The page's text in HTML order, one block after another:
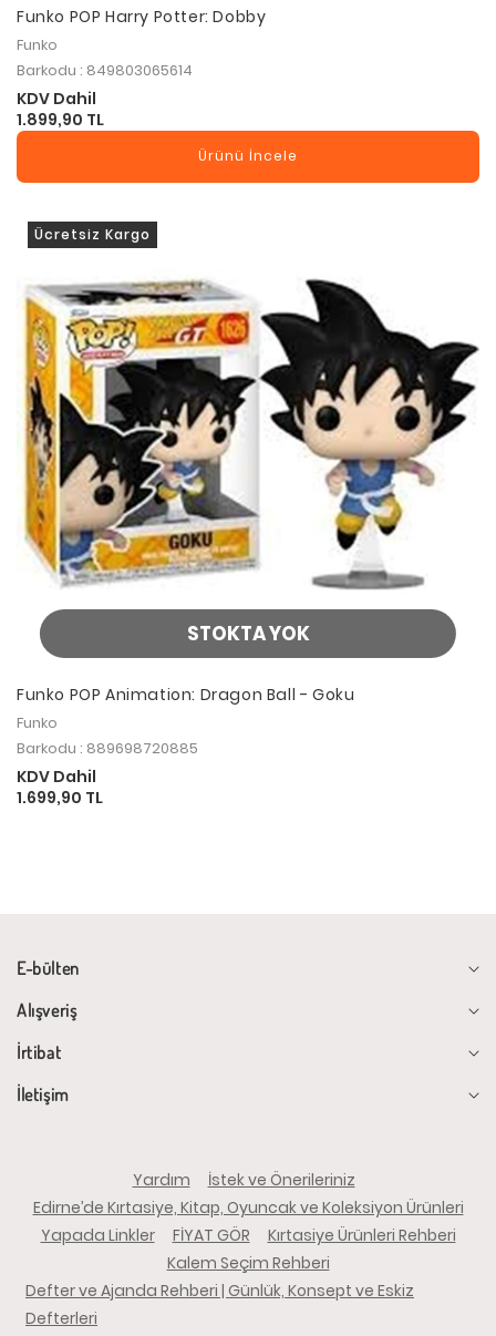
Funko POP Harry Potter: Dobby
Funko
Barkodu : 849803065614
KDV Dahil
1.899,90 TL
Ürünü İncele
STOKTA YOK
Ücretsiz Kargo
Funko POP Animation: Dragon Ball - Goku
Funko
Barkodu : 889698720885
KDV Dahil
1.699,90 TL
E-bülten
Alışveriş
İrtibat
İletişim
Yardım
İstek ve Önerileriniz
Edirne’de Kırtasiye, Kitap, Oyuncak ve Koleksiyon Ürünleri
Yapada Linkler
FİYAT GÖR
Kırtasiye Ürünleri Rehberi
Kalem Seçim Rehberi
Defter ve Ajanda Rehberi | Günlük, Konsept ve Eskiz
Defterleri